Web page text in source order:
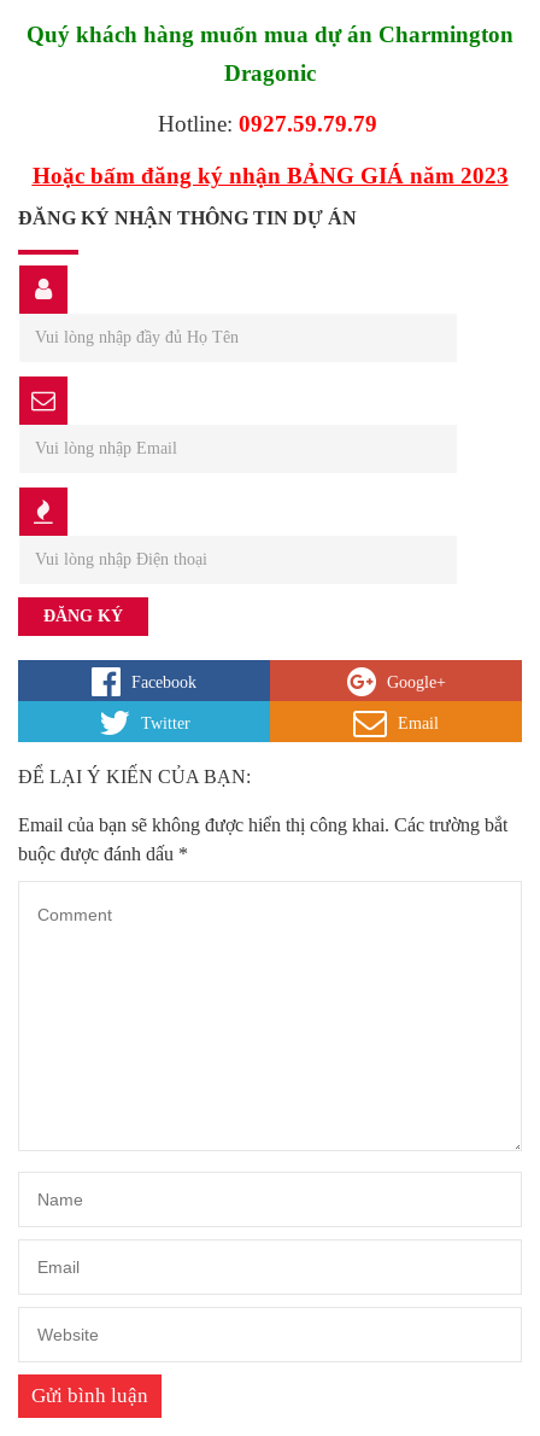
Quý khách hàng muốn mua dự án Charmington
Dragonic
Hotline: 0927.59.79.79
Hoặc bấm đăng ký nhận BẢNG GIÁ năm 2023
ĐĂNG KÝ NHẬN THÔNG TIN DỰ ÁN
Facebook Google+
Twitter Email
ĐỂ LẠI Ý KIẾN CỦA BẠN:
Email của bạn sẽ không được hiển thị công khai. Các trường bắt
buộc được đánh dấu *